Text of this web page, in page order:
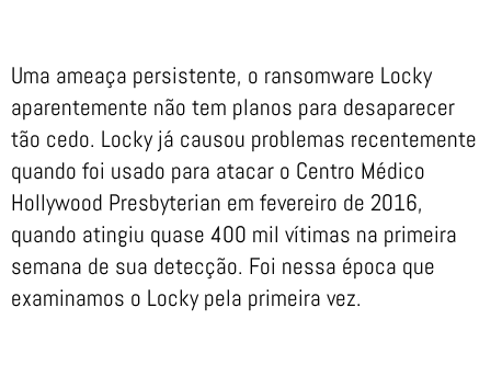
Uma ameaça persistente, o ransomware Locky
aparentemente não tem planos para desaparecer
tão cedo. Locky já causou problemas recentemente
quando foi usado para atacar o Centro Médico
Hollywood Presbyterian em fevereiro de 2016,
quando atingiu quase 400 mil vítimas na primeira
semana de sua detecção. Foi nessa época que
examinamos o Locky pela primeira vez.